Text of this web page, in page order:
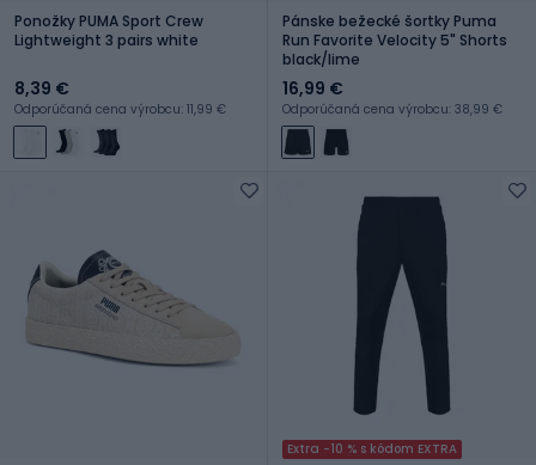
Ponožky PUMA Sport Crew
Lightweight 3 pairs white
8,39 €
Odporúčaná cena výrobcu: 11,99 €
Pánske bežecké šortky Puma
Run Favorite Velocity 5" Shorts
black/lime
16,99 €
Odporúčaná cena výrobcu: 38,99 €
Extra -10 % s kódom EXTRA